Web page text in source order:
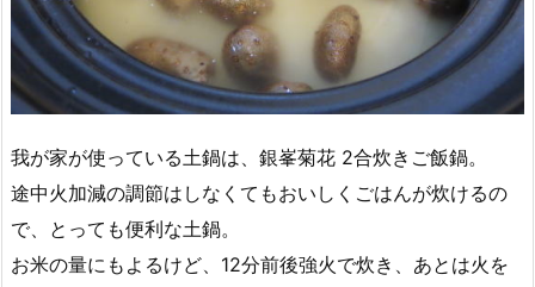
我が家が使っている土鍋は、銀峯菊花 2合炊きご飯鍋。
途中火加減の調節はしなくてもおいしくごはんが炊けるの
で、とっても便利な土鍋。
お米の量にもよるけど、12分前後強火で炊き、あとは火を